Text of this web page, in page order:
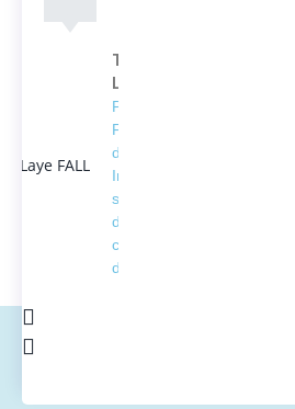
Thierno
Laye FALL
Président
Fondateur
d'ACTEDUS,
Ingénieur
spécialisé
dans la
conversion
de l'énergie